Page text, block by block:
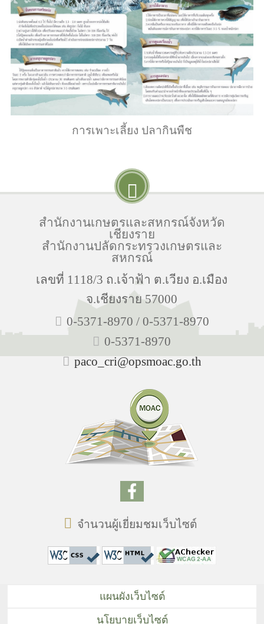
การเพาะเลี้ยง ปลากินพืช
สำนักงานเกษตรและสหกรณ์จังหวัด
เชียงราย
สำนักงานปลัดกระทรวงเกษตรและ
สหกรณ์
เลขที่ 1118/3 ถ.เจ้าฟ้า ต.เวียง อ.เมือง
จ.เชียงราย 57000
0-5371-8970 / 0-5371-8970
0-5371-8970
paco_cri@opsmoac.go.th
จำนวนผู้เยี่ยมชมเว็บไซต์
แผนผังเว็บไซต์
นโยบายเว็บไซต์